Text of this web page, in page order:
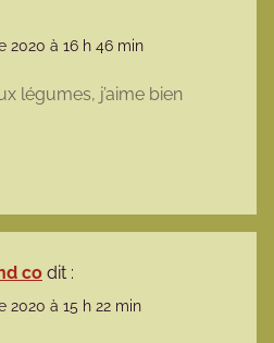
2020 à 16 h 46 min
légumes, j’aime bien
co dit :
2020 à 15 h 22 min